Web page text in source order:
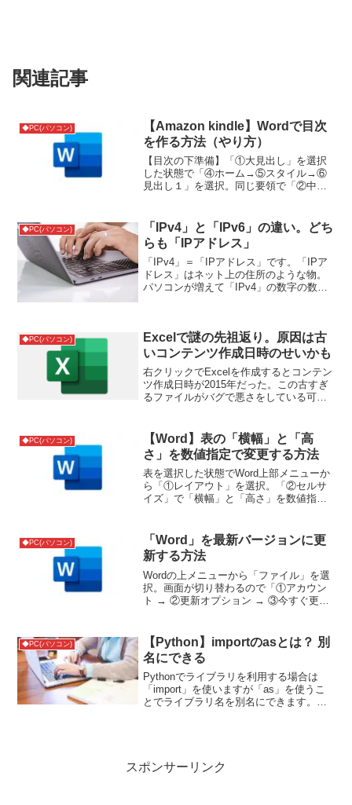
関連記事
◆PC(パソコン)
【Amazon kindle】Wordで目次
を作る方法（やり方）
【目次の下準備】「①大見出し」を選択
した状態で「④ホーム→⑤スタイル→⑥
見出し１」を選択。同じ要領で「②中見
目次→③ユーザー設定の目次」を選択。
「①ページ番号を表示する...
◆PC(パソコン)
「IPv4」と「IPv6」の違い。どち
らも「IPアドレス」
「IPv4」＝「IPアドレス」です。「IPア
ドレス」はネット上の住所のような物。
パソコンが増えて「IPv4」の数字の数で
◆PC(パソコン)
Excelで謎の先祖返り。原因は古
いコンテンツ作成日時のせいかも
右クリックでExcelを作成するとコンテン
ツ作成日時が2015年だった。この古すぎ
るファイルがバグで悪さをしている可能
「EXCEL12.XLSX」と名前を付けて保
存。...
◆PC(パソコン)
【Word】表の「横幅」と「高
さ」を数値指定で変更する方法
表を選択した状態でWord上部メニューか
ら「①レイアウト」を選択。「②セルサ
イズ」で「横幅」と「高さ」を数値指定
◆PC(パソコン)
「Word」を最新バージョンに更
新する方法
Wordの上メニューから「ファイル」を選
択。画面が切り替わるので「①アカウン
ト → ②更新オプション → ③今すぐ更
◆PC(パソコン)
【Python】importのasとは？ 別
名にできる
Pythonでライブラリを利用する場合は
「import」を使いますが「as」を使うこ
とでライブラリ名を別名にできます。そ
スポンサーリンク